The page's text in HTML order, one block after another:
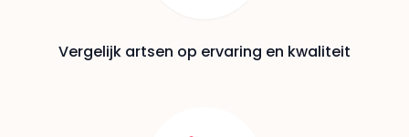
Vergelijk artsen op ervaring en kwaliteit